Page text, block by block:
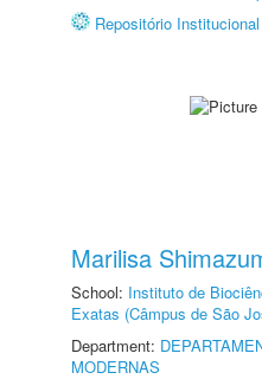
Repositório
Marilisa
School: Instituto de
Exatas (Câmpus de São
Department:
MODERNAS